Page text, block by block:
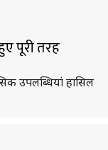
पूरी तरह
उपलब्धियां हासिल